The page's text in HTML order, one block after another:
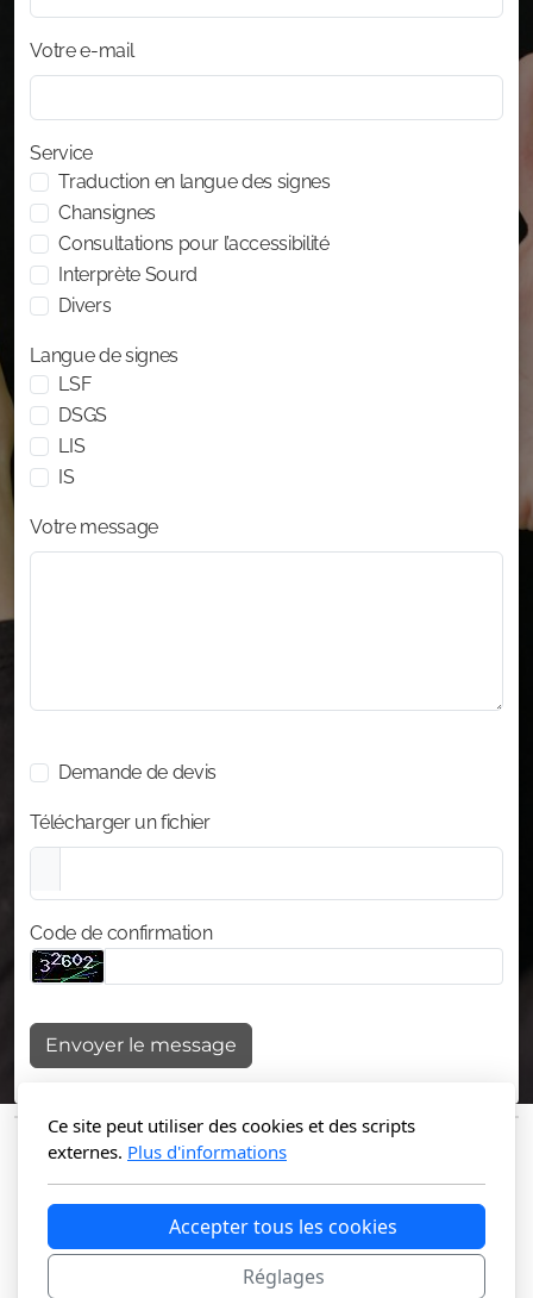
Votre e-mail
Service
Traduction en langue des signes
Chansignes
Consultations pour l’accessibilité
Interprète Sourd
Divers
Langue de signes
LSF
DSGS
LIS
IS
Votre message
Demande de devis
Télécharger un fichier
Code de confirmation
Envoyer le message
Ce site peut utiliser des cookies et des scripts
externes. Plus d'informations
Accepter tous les cookies
Réglages